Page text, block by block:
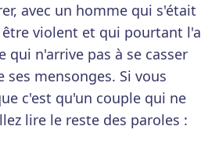
avec un homme qui s'était
violent et qui pourtant l'a
qui n'arrive pas à se casser
ses mensonges. Si vous
c'est qu'un couple qui ne
lire le reste des paroles :